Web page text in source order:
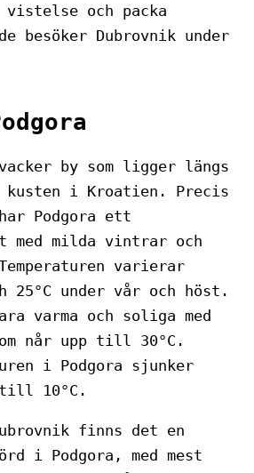
vistelse och packa
besöker Dubrovnik under
by som ligger längs
kusten i Kroatien. Precis
Podgora ett
med milda vintrar och
varierar
25°C under vår och höst.
varma och soliga med
når upp till 30°C.
i Podgora sjunker
10°C.
finns det en
i Podgora, med mest